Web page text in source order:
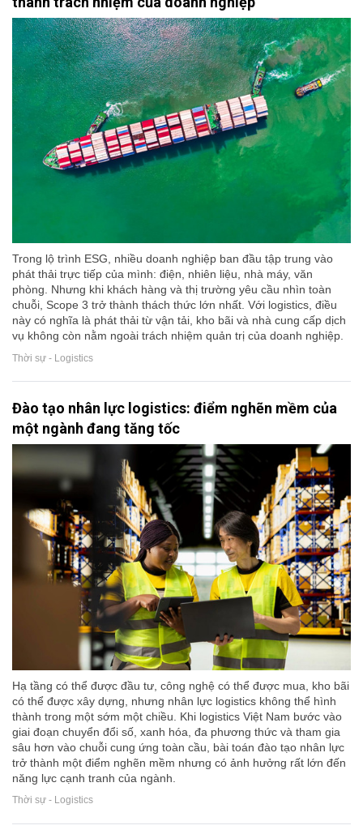
Trong lộ trình ESG, nhiều doanh nghiệp ban đầu tập trung vào
phát thải trực tiếp của mình: điện, nhiên liệu, nhà máy, văn
phòng. Nhưng khi khách hàng và thị trường yêu cầu nhìn toàn
chuỗi, Scope 3 trở thành thách thức lớn nhất. Với logistics, điều
này có nghĩa là phát thải từ vận tải, kho bãi và nhà cung cấp dịch
vụ không còn nằm ngoài trách nhiệm quản trị của doanh nghiệp.
Thời sự - Logistics
Đào tạo nhân lực logistics: điểm nghẽn mềm của
một ngành đang tăng tốc
Hạ tầng có thể được đầu tư, công nghệ có thể được mua, kho bãi
có thể được xây dựng, nhưng nhân lực logistics không thể hình
thành trong một sớm một chiều. Khi logistics Việt Nam bước vào
giai đoạn chuyển đổi số, xanh hóa, đa phương thức và tham gia
sâu hơn vào chuỗi cung ứng toàn cầu, bài toán đào tạo nhân lực
trở thành một điểm nghẽn mềm nhưng có ảnh hưởng rất lớn đến
năng lực cạnh tranh của ngành.
Thời sự - Logistics